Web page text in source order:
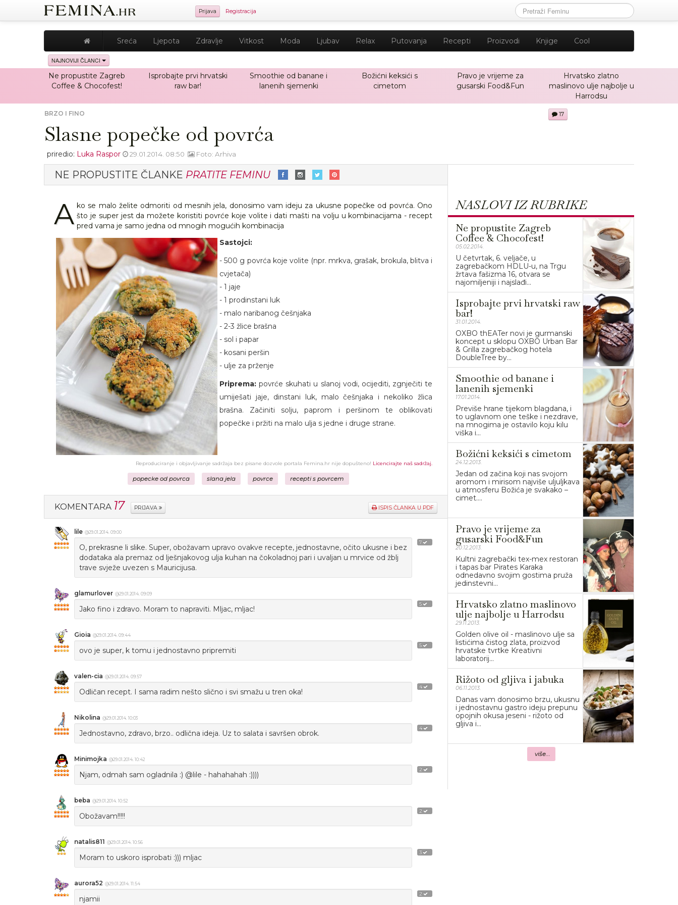
Prijava Registracija
Sreća Ljepota Zdravlje Vitkost Moda Ljubav Relax Putovanja Recepti Proizvodi Knjige Cool
NAJNOVIJI ČLANCI
Ne propustite Zagreb
Coffee & Chocofest!
Isprobajte prvi hrvatski
raw bar!
Smoothie od banane i
lanenih sjemenki
Božićni keksići s
cimetom
Pravo je vrijeme za
gusarski Food&Fun
Hrvatsko zlatno
maslinovo ulje najbolje u
Harrodsu
BRZO I FINO
Slasne popečke od povrća
17
priredio: Luka Raspor 29.01.2014. 08:50 Foto: Arhiva
NE PROPUSTITE ČLANKE PRATITE FEMINU
A ko se malo želite odmoriti od mesnih jela, donosimo vam ideju za ukusne popečke od povrća. Ono
što je super jest da možete koristiti povrće koje volite i dati mašti na volju u kombinacijama - recept
pred vama je samo jedna od mnogih mogućih kombinacija
Sastojci:
- 500 g povrća koje volite (npr. mrkva, grašak, brokula, blitva i
cvjetača)
- 1 jaje
- 1 prodinstani luk
- malo naribanog češnjaka
- 2-3 žlice brašna
- sol i papar
- kosani peršin
- ulje za prženje
Priprema: povrće skuhati u slanoj vodi, ocijediti, zgnječiti te
umiješati jaje, dinstani luk, malo češnjaka i nekoliko žlica
brašna. Začiniti solju, paprom i peršinom te oblikovati
popečke i pržiti na malo ulja s jedne i druge strane.
Reproduciranje i objavljivanje sadržaja bez pisane dozvole portala Femina.hr nije dopušteno! Licencirajte naš sadržaj.
popecke od povrca slana jela povrce recepti s povrcem
KOMENTARA 17 PRIJAVA ISPIS ČLANKA U PDF
7
lile @29.01.2014. 09:00
O, prekrasne li slike. Super, obožavam upravo ovakve recepte, jednostavne, očito ukusne i bez
dodataka ala premaz od lješnjakovog ulja kuhan na čokoladnoj pari i uvaljan u mrvice od žblj
trave svježe uvezen s Mauricijusa.
5
glamurlover @29.01.2014. 09:09
Jako fino i zdravo. Moram to napraviti. Mljac, mljac!
5
Gioia @29.01.2014. 09:44
ovo je super, k tomu i jednostavno pripremiti
4
valen-cia @29.01.2014. 09:57
Odličan recept. I sama radim nešto slično i svi smažu u tren oka!
4
Nikolina @29.01.2014. 10:03
Jednostavno, zdravo, brzo.. odlična ideja. Uz to salata i savršen obrok.
2
Minimojka @29.01.2014. 10:42
Njam, odmah sam ogladnila :) @lile - hahahahah :))))
2
beba @29.01.2014. 10:52
Obožavam!!!!!
3
natalis811 @29.01.2014. 10:56
Moram to uskoro isprobati :))) mljac
2
aurora52 @29.01.2014. 11:54
njamii
NASLOVI IZ RUBRIKE
Ne propustite Zagreb
Coffee & Chocofest!
05.02.2014.
U četvrtak, 6. veljače, u
zagrebačkom HDLU-u, na Trgu
žrtava fašizma 16, otvara se
najomiljeniji i najslađi...
Isprobajte prvi hrvatski raw
bar!
31.01.2014.
OXBO thEATer novi je gurmanski
koncept u sklopu OXBO Urban Bar
& Grilla zagrebačkog hotela
DoubleTree by...
Smoothie od banane i
lanenih sjemenki
17.01.2014.
Previše hrane tijekom blagdana, i
to uglavnom one teške i nezdrave,
na mnogima je ostavilo koju kilu
viška i...
Božićni keksići s cimetom
24.12.2013.
Jedan od začina koji nas svojom
aromom i mirisom najviše uljuljkava
u atmosferu Božića je svakako –
cimet....
Pravo je vrijeme za
gusarski Food&Fun
20.12.2013.
Kultni zagrebački tex-mex restoran
i tapas bar Pirates Karaka
odnedavno svojim gostima pruža
jedinstevni...
Hrvatsko zlatno maslinovo
ulje najbolje u Harrodsu
29.11.2013.
Golden olive oil - maslinovo ulje sa
listićima čistog zlata, proizvod
hrvatske tvrtke Kreativni
laboratorij...
Rižoto od gljiva i jabuka
06.11.2013.
Danas vam donosimo brzu, ukusnu
i jednostavnu gastro ideju prepunu
opojnih okusa jeseni - rižoto od
gljiva i...
više...